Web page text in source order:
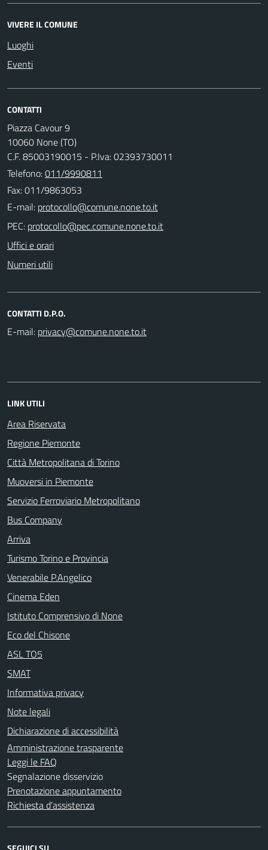
VIVERE IL COMUNE
Luoghi
Eventi
CONTATTI
Piazza Cavour 9
10060 None (TO)
C.F. 85003190015 - P.Iva: 02393730011
Telefono:011/9990811
Fax: 011/9863053
E-mail:
PEC:
Uffici e orari
Numeri utili
CONTATTI D.P.O.
E-mail:
LINK UTILI
Area Riservata
Regione Piemonte
Città Metropolitana di Torino
Muoversi in Piemonte
Servizio Ferroviario Metropolitano
Bus Company
Arriva
Turismo Torino e Provincia
Venerabile P.Angelico
Cinema Eden
Istituto Comprensivo di None
Eco del Chisone
ASL TO5
SMAT
Informativa privacy
Note legali
Dichiarazione di accessibilità
Amministrazione trasparente
Leggi le FAQ
Segnalazione disservizio
Prenotazione appuntamento
Richiesta d'assistenza